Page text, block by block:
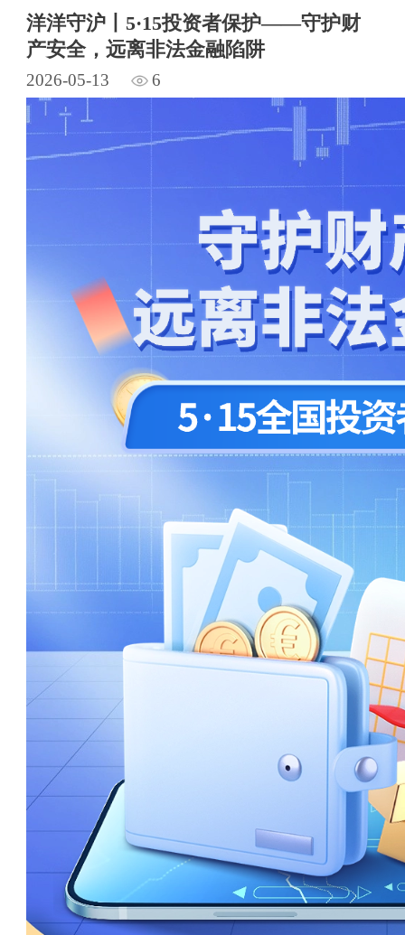
洋洋守沪丨5·15投资者保护——守护财
产安全，远离非法金融陷阱
2026-05-13 6